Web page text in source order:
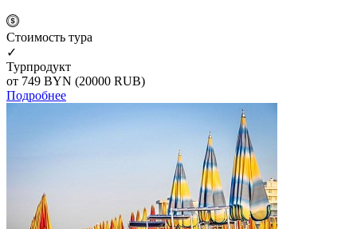
Cтоимость тура
✓
Турпродукт
от 749 BYN (20000 RUB)
Подробнее